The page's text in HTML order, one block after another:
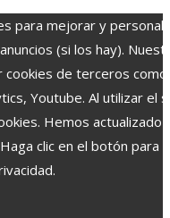
para mejorar y
(si los hay).
de terceros como
Youtube. Al utilizar el
Hemos actualizado
clic en el botón para